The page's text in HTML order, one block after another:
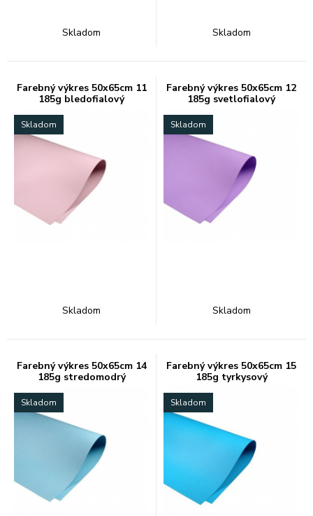
Skladom Skladom
Farebný výkres 50x65cm 11
185g bledofialový
Skladom
Skladom
Farebný výkres 50x65cm 12
185g svetlofialový
Skladom
Skladom
Farebný výkres 50x65cm 14
185g stredomodrý
Skladom
Farebný výkres 50x65cm 15
185g tyrkysový
Skladom